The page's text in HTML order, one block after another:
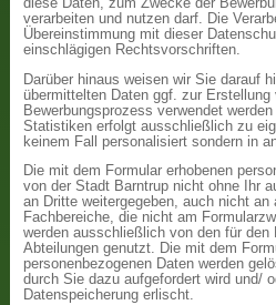
diese Daten, zum Zwecke der
verarbeiten und nutzen darf. Die
Übereinstimmung mit dieser
einschlägigen Rechtsvorschriften.
Darüber hinaus weisen wir Sie darauf
übermittelten Daten ggf. zur
Bewerbungsprozess verwendet
Statistiken erfolgt ausschließlich zu
keinem Fall personalisiert sondern in
Die mit dem Formular erhobenen
von der Stadt Barntrup nicht ohne Ihr
an Dritte weitergegeben, auch nicht an
Fachbereiche, die nicht am
werden ausschließlich von den für
Abteilungen genutzt. Die mit dem
personenbezogenen Daten werden
durch Sie dazu aufgefordert wird und/
Datenspeicherung erlischt.